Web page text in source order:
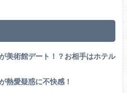
美術館デート！？お相手はホテル
熱愛疑惑に不快感！